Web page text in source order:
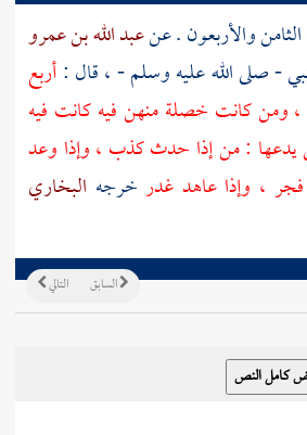
والأربعون . عنعبد الله بن عمرو
- صلى الله عليه وسلم - ، قال :أربع
، ومن كانت خصلة منهن فيه كانت فيه
: من إذا حدث كذب ، وإذا وعد
، وإذا عاهد غدر خرجه البخاري
التالي السابق